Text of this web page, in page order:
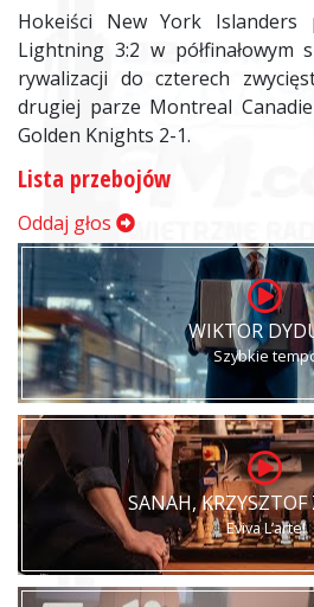
Hokeiści New York Islanders
Lightning 3:2 w półfinałowym
rywalizacji do czterech
drugiej parze Montreal
Golden Knights 2-1.
Lista przebojów
Oddaj głos
WIKTOR
Szybkie
SANAH, KRZYSZTOF
Eviva L’arte!